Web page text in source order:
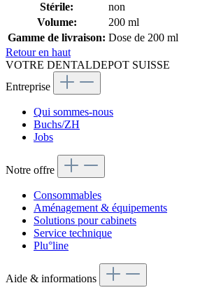
Stérile:
non
Volume:
200 ml
Gamme de livraison: Dose de 200 ml
Retour en haut
VOTRE DENTALDEPOT SUISSE
Entreprise
Qui sommes-nous
Buchs/ZH
Jobs
Notre offre
Consommables
Aménagement & équipements
Solutions pour cabinets
Service technique
Plu°line
Aide & informations